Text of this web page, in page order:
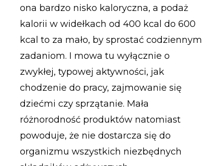
ona bardzo nisko kaloryczna, a podaż
kalorii w widełkach od 400 kcal do 600
kcal to za mało, by sprostać codziennym
zadaniom. I mowa tu wyłącznie o
zwykłej, typowej aktywności, jak
chodzenie do pracy, zajmowanie się
dziećmi czy sprzątanie. Mała
różnorodność produktów natomiast
powoduje, że nie dostarcza się do
organizmu wszystkich niezbędnych